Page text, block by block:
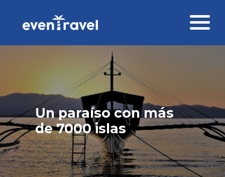
Destinos
Perfil del viajero
Viajes corporativos
Ofertas
Blog
Un paraíso con más
de 7000 islas